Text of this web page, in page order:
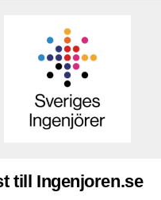
till Ingenjoren.se